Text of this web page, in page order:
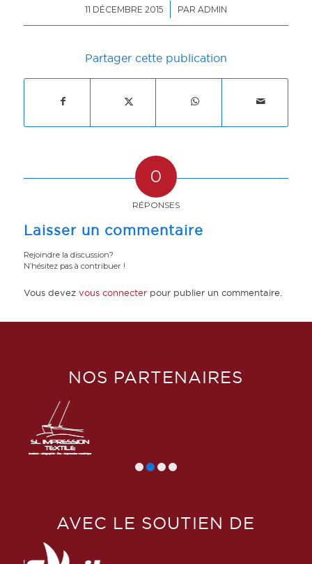
11 DÉCEMBRE 2015
/ PAR ADMIN
Partager cette publication
0
RÉPONSES
Laisser un commentaire
Rejoindre la discussion?
N’hésitez pas à contribuer !
Vous devez vous connecterpour publier un commentaire.
NOS PARTENAIRES
AVEC LE SOUTIEN DE